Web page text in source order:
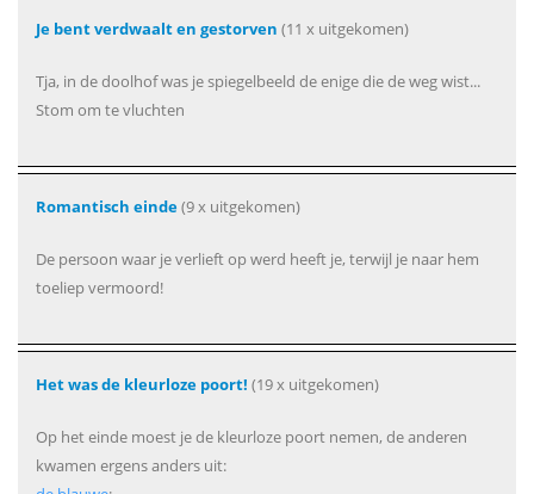
Je bent verdwaalt en gestorven (11 x uitgekomen)
Tja, in de doolhof was je spiegelbeeld de enige die de weg wist...
Stom om te vluchten
Romantisch einde(9 x uitgekomen)
De persoon waar je verlieft op werd heeft je, terwijl je naar hem
toeliep vermoord!
Het was de kleurloze poort! (19 x uitgekomen)
Op het einde moest je de kleurloze poort nemen, de anderen
kwamen ergens anders uit: